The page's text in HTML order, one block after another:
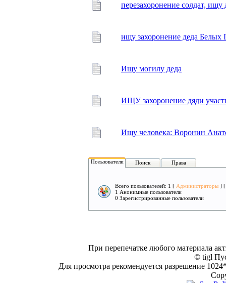
перезахоронение солдат, ищу
ищу захоронение деда Белых
Ищу могилу деда
ИЩУ захоронение дяди
Ищу человека: Воронин
Пользователи Поиск Права
Всего пользователей: 1 [ Администраторы ]
1 Анонимные пользователи
0 Зарегистрированные пользователи
При перепечатке любого материала
© tigl
Для просмотра рекомендуется разрешение